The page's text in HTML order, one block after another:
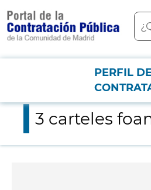
contenido
principal
Menú PCON
PERFIL
3 carteles foam festivales
3 carteles